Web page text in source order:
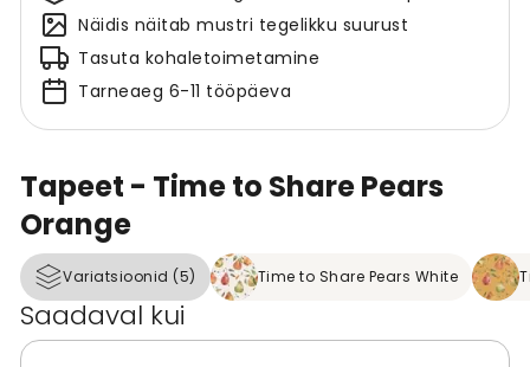
Tapeet - Time to Share Pears
Orange
Variatsioonid (5) Time to Share Pears White
Saadaval kui
Näidis näitab mustri tegelikku suurust
Tasuta kohaletoimetamine
Tarneaeg 6-11 tööpäeva